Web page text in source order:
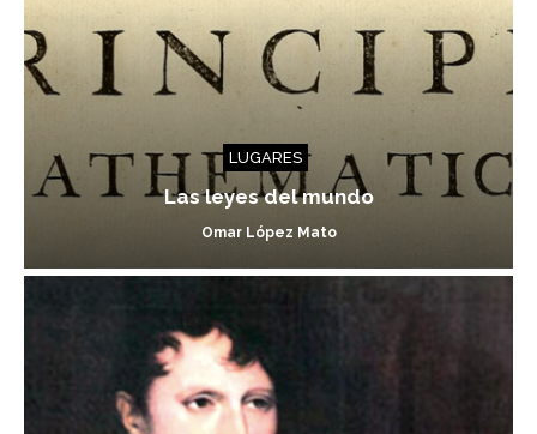
LUGARES
Las leyes del mundo
Omar López Mato